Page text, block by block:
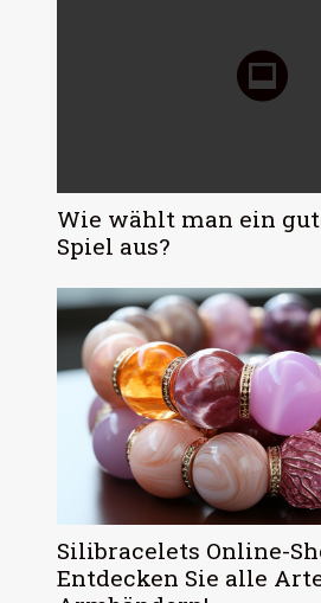
Wie wählt man ein
Spiel aus?
Silibracelets Online-
Entdecken Sie alle